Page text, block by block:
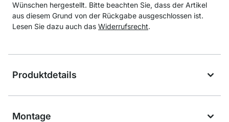
Wünschen hergestellt. Bitte beachten Sie, dass der Artikel
aus diesem Grund von der Rückgabe ausgeschlossen ist.
Lesen Sie dazu auch das Widerrufsrecht.
Produktdetails
Montage